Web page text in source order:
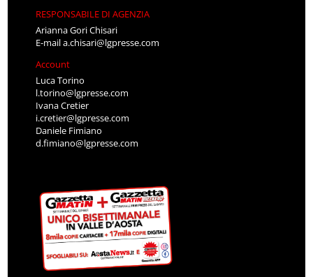
RESPONSABILE DI AGENZIA
Arianna Gori Chisari
E-maila.chisari@lgpresse.com
Account
Luca Torino
l.torino@lgpresse.com
Ivana Cretier
i.cretier@lgpresse.com
Daniele Fimiano
d.fimiano@lgpresse.com